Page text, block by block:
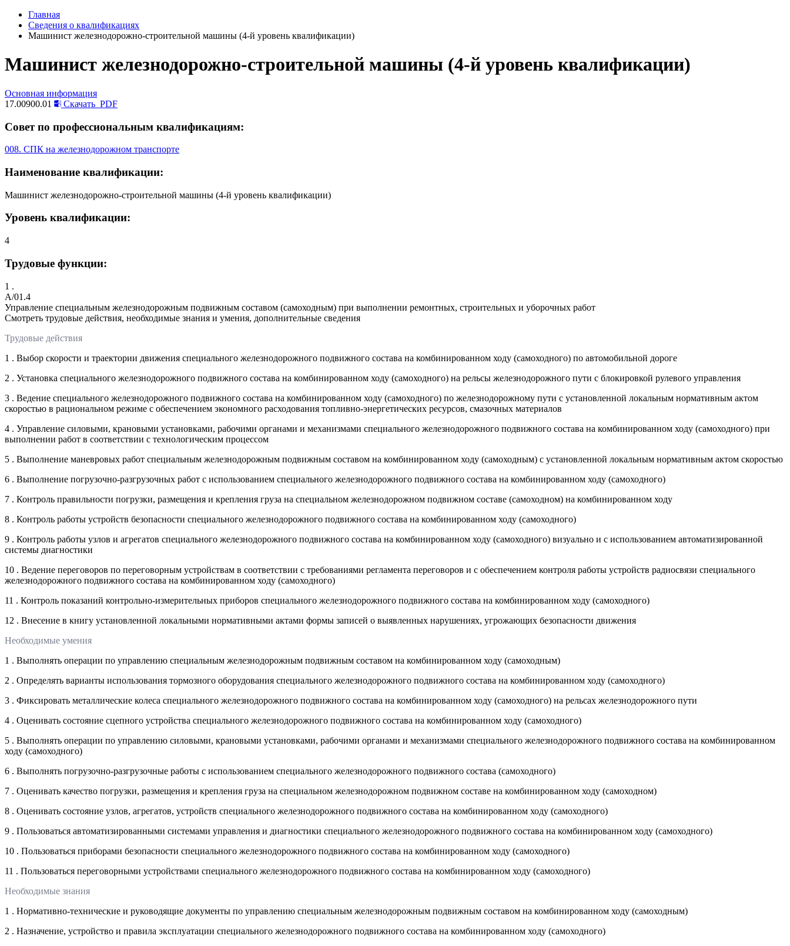
Главная
Сведения о квалификациях
Машинист железнодорожно-строительной машины (4-й уровень квалификации)
Машинист железнодорожно-строительной машины (4-й уровень квалификации)
Основная информация
17.00900.01
Скачать PDF
Совет по профессиональным квалификациям:
008. СПК на железнодорожном транспорте
Наименование квалификации:
Машинист железнодорожно-строительной машины (4-й уровень квалификации)
Уровень квалификации:
4
Трудовые функции:
1 .
A/01.4
Управление специальным железнодорожным подвижным составом (самоходным) при выполнении ремонтных, строительных и уборочных работ
Смотреть трудовые действия, необходимые знания и умения, дополнительные сведения
Трудовые действия
1 . Выбор скорости и траектории движения специального железнодорожного подвижного состава на комбинированном ходу (самоходного) по автомобильной дороге
2 . Установка специального железнодорожного подвижного состава на комбинированном ходу (самоходного) на рельсы железнодорожного пути с блокировкой рулевого управления
3 . Ведение специального железнодорожного подвижного состава на комбинированном ходу (самоходного) по железнодорожному пути с установленной локальным нормативным актом
скоростью в рациональном режиме с обеспечением экономного расходования топливно-энергетических ресурсов, смазочных материалов
4 . Управление силовыми, крановыми установками, рабочими органами и механизмами специального железнодорожного подвижного состава на комбинированном ходу (самоходного) при
выполнении работ в соответствии с технологическим процессом
5 . Выполнение маневровых работ специальным железнодорожным подвижным составом на комбинированном ходу (самоходным) с установленной локальным нормативным актом скоростью
6 . Выполнение погрузочно-разгрузочных работ с использованием специального железнодорожного подвижного состава на комбинированном ходу (самоходного)
7 . Контроль правильности погрузки, размещения и крепления груза на специальном железнодорожном подвижном составе (самоходном) на комбинированном ходу
8 . Контроль работы устройств безопасности специального железнодорожного подвижного состава на комбинированном ходу (самоходного)
9 . Контроль работы узлов и агрегатов специального железнодорожного подвижного состава на комбинированном ходу (самоходного) визуально и с использованием автоматизированной
системы диагностики
10 . Ведение переговоров по переговорным устройствам в соответствии с требованиями регламента переговоров и с обеспечением контроля работы устройств радиосвязи специального
железнодорожного подвижного состава на комбинированном ходу (самоходного)
11 . Контроль показаний контрольно-измерительных приборов специального железнодорожного подвижного состава на комбинированном ходу (самоходного)
12 . Внесение в книгу установленной локальными нормативными актами формы записей о выявленных нарушениях, угрожающих безопасности движения
Необходимые умения
1 . Выполнять операции по управлению специальным железнодорожным подвижным составом на комбинированном ходу (самоходным)
2 . Определять варианты использования тормозного оборудования специального железнодорожного подвижного состава на комбинированном ходу (самоходного)
3 . Фиксировать металлические колеса специального железнодорожного подвижного состава на комбинированном ходу (самоходного) на рельсах железнодорожного пути
4 . Оценивать состояние сцепного устройства специального железнодорожного подвижного состава на комбинированном ходу (самоходного)
5 . Выполнять операции по управлению силовыми, крановыми установками, рабочими органами и механизмами специального железнодорожного подвижного состава на комбинированном
ходу (самоходного)
6 . Выполнять погрузочно-разгрузочные работы с использованием специального железнодорожного подвижного состава (самоходного)
7 . Оценивать качество погрузки, размещения и крепления груза на специальном железнодорожном подвижном составе на комбинированном ходу (самоходном)
8 . Оценивать состояние узлов, агрегатов, устройств специального железнодорожного подвижного состава на комбинированном ходу (самоходного)
9 . Пользоваться автоматизированными системами управления и диагностики специального железнодорожного подвижного состава на комбинированном ходу (самоходного)
10 . Пользоваться приборами безопасности специального железнодорожного подвижного состава на комбинированном ходу (самоходного)
11 . Пользоваться переговорными устройствами специального железнодорожного подвижного состава на комбинированном ходу (самоходного)
Необходимые знания
1 . Нормативно-технические и руководящие документы по управлению специальным железнодорожным подвижным составом на комбинированном ходу (самоходным)
2 . Назначение, устройство и правила эксплуатации специального железнодорожного подвижного состава на комбинированном ходу (самоходного)